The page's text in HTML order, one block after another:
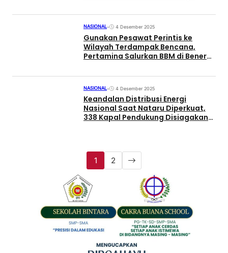
NASIONAL• 4 Desember 2025
Gunakan Pesawat Perintis ke
Wilayah Terdampak Bencana,
Pertamina Salurkan BBM di Bener
NASIONAL• 4 Desember 2025
Keandalan Distribusi Energi
Nasional Saat Nataru Diperkuat,
338 Kapal Pendukung Disiagakan
1 2